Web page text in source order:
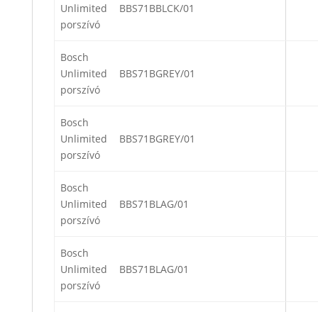
Unlimited
porszívó
BBS71BBLCK/01
Bosch
Unlimited
porszívó
BBS71BGREY/01
Bosch
Unlimited
porszívó
BBS71BGREY/01
Bosch
Unlimited
porszívó
BBS71BLAG/01
Bosch
Unlimited
porszívó
BBS71BLAG/01